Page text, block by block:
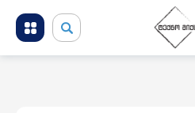
მობილური